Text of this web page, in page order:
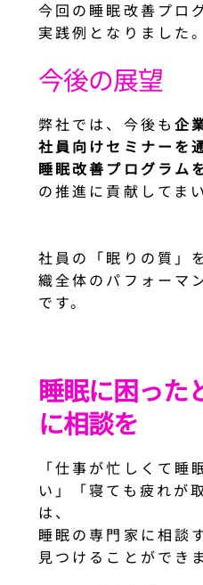
今回の睡眠改善プロ
実践例となりました。
今後の展望
弊社では、今後も企
社員向けセミナーを
睡眠改善プログラム
の推進に貢献してま
社員の「眠りの質」
織全体のパフォーマ
です。
睡眠に困った
に相談を
「仕事が忙しくて睡
い」「寝ても疲れが
は、
睡眠の専門家に相談
見つけることができ